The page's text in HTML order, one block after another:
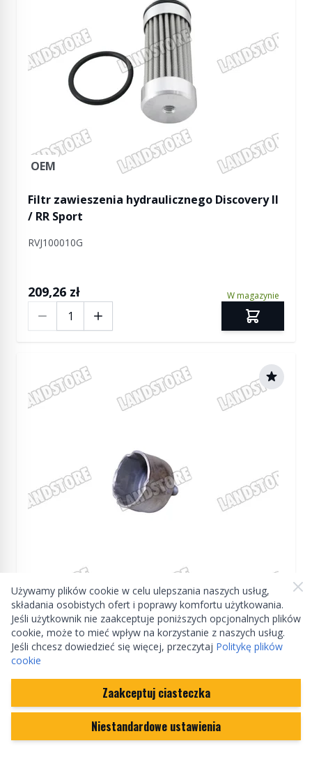
Używamy plików cookie w celu ulepszania naszych usług,
składania osobistych ofert i poprawy komfortu użytkowania.
Jeśli użytkownik nie zaakceptuje poniższych opcjonalnych plików
cookie, może to mieć wpływ na korzystanie z naszych usług.
Jeśli chcesz dowiedzieć się więcej, przeczytaj Politykę plików
cookie
Zaakceptuj ciasteczka
Niestandardowe ustawienia
OEM
Filtr zawieszenia hydraulicznego Discovery II
/ RR Sport
RVJ100010G
209,26 zł W magazynie
Manufactured by Land rover
Gniazdo poduszki pompy ABS Defender /
Discovery / Discovery II / Freelander
SWM500010GEN
Na zamówienie
(cena może ulec zmianie)